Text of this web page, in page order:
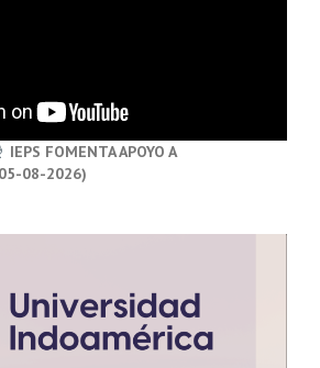
IEPS FOMENTA APOYO A
08-2026)